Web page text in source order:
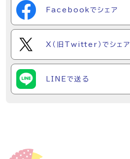
Facebookでシェア
X（旧Twitter）でシェア
LINEで送る